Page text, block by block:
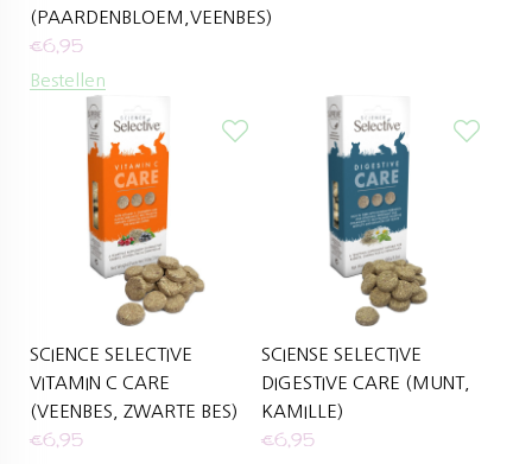
(PAARDENBLOEM,VEENBES)
€6,95
Bestellen
SCIENCE SELECTIVE
VITAMIN C CARE
(VEENBES, ZWARTE BES)
€6,95
SCIENSE SELECTIVE
DIGESTIVE CARE (MUNT,
KAMILLE)
€6,95